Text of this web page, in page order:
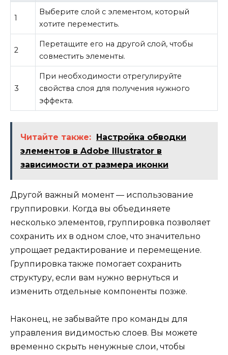
1
Выберите слой с элементом, который
хотите переместить.
2
Перетащите его на другой слой, чтобы
совместить элементы.
3
При необходимости отрегулируйте
свойства слоя для получения нужного
эффекта.
Читайте также: Настройка обводки
элементов в Adobe Illustrator в
зависимости от размера иконки
Другой важный момент — использование
группировки. Когда вы объединяете
несколько элементов, группировка позволяет
сохранить их в одном слое, что значительно
упрощает редактирование и перемещение.
Группировка также помогает сохранить
структуру, если вам нужно вернуться и
изменить отдельные компоненты позже.
Наконец, не забывайте про команды для
управления видимостью слоев. Вы можете
временно скрыть ненужные слои, чтобы